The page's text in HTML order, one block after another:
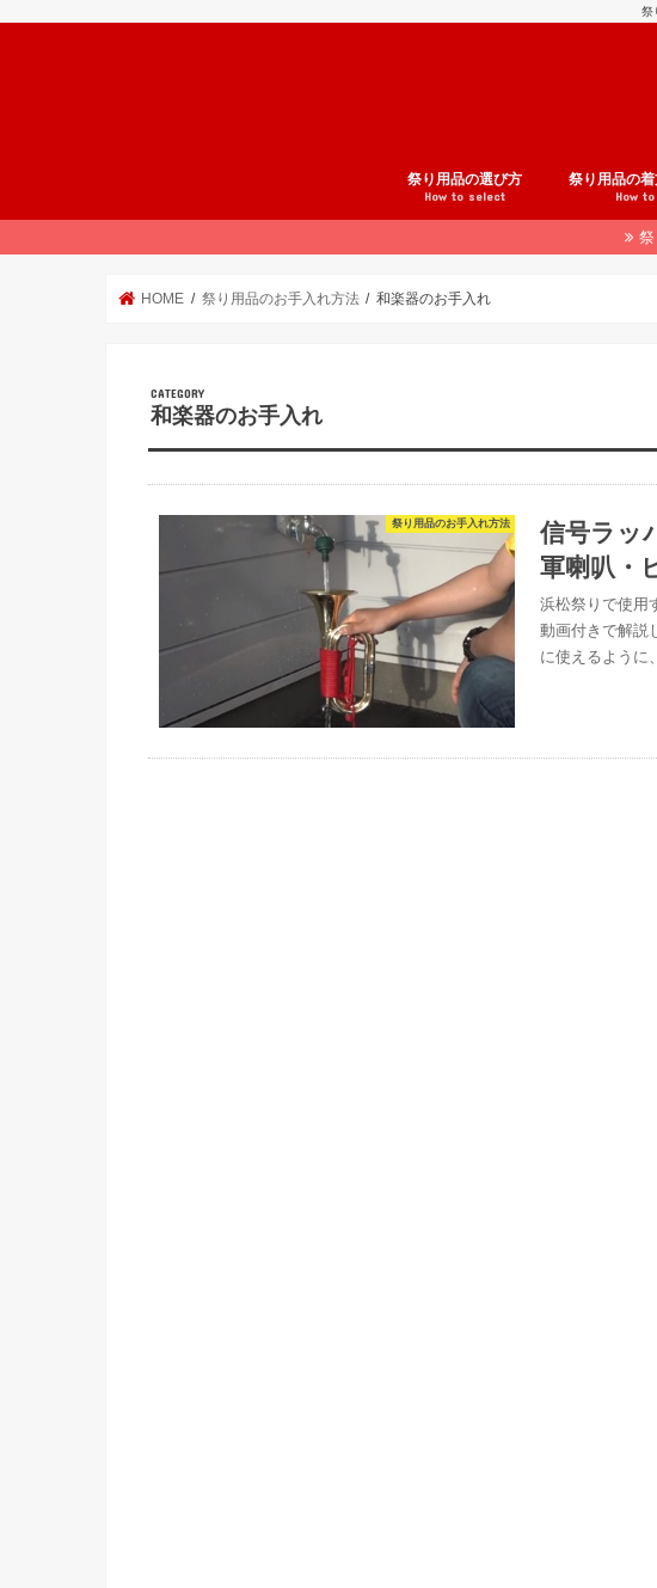
祭
祭り用品の選び方
How to select
オーダーメイド祭り用品の注文方法
祭り用品の
How
法被の着方
腹掛の着方
股引の履き方
鯉口シャツの
帯の結び方
地下足袋の履
雪駄の履き方
足袋の履き方
草鞋の履き方
はちまきの巻
祭り小物の使
手ぬぐいの使
和楽器の使い
祭りヘアアレ
着こなしテク
HOME 祭り用品のお手入れ方法 和楽器のお手入れ
和楽器のお手入れ
祭り用品のお手入れ方法
信号ラッ
軍喇叭・
浜松祭りで使用
動画付きで解説
に使えるように